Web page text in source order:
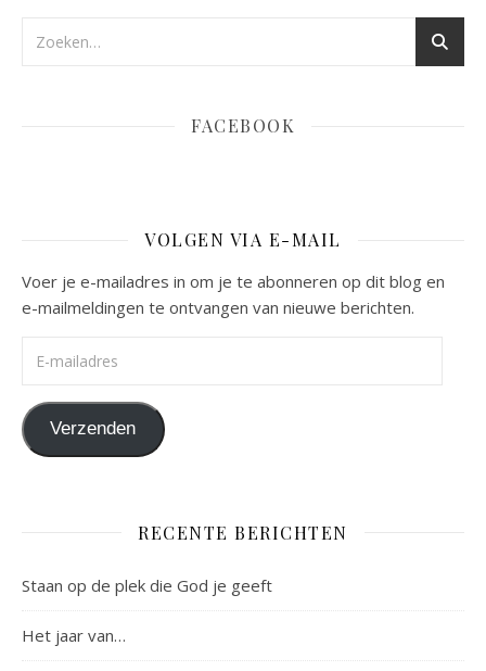
FACEBOOK
VOLGEN VIA E-MAIL
Voer je e-mailadres in om je te abonneren op dit blog en
e-mailmeldingen te ontvangen van nieuwe berichten.
Verzenden
RECENTE BERICHTEN
Staan op de plek die God je geeft
Het jaar van…